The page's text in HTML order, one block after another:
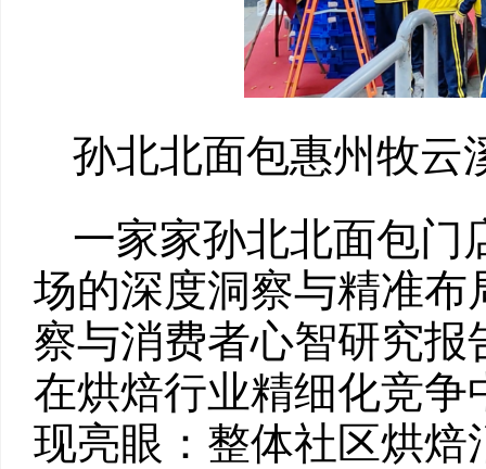
孙北北面包惠州牧云
一家家孙北北面包门
场的深度洞察与精准布
察与消费者心智研究报
在烘焙行业精细化竞
现亮眼：整体社区烘焙